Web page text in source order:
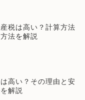
税は高い？計算方法
法を解説
高い？その理由と安
解説